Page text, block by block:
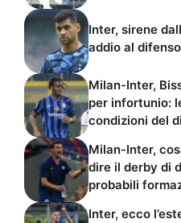
Inter, sirene
addio al
Milan-Inter,
per infortunio:
condizioni del
Milan-Inter,
dire il derby di
probabili
Inter, ecco